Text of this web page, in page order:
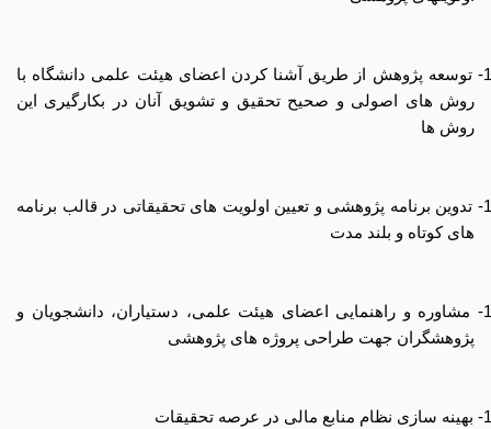
توسعه پژوهش از طریق آشنا کردن اعضای هیئت علمی دانشگاه با
روش های اصولی و صحیح تحقیق و تشویق آنان در بکارگیری این
روش ها
تدوین برنامه پژوهشی و تعیین اولویت های تحقیقاتی در قالب برنامه
های کوتاه و بلند مدت
مشاوره و راهنمایی اعضای هیئت علمی، دستیاران، دانشجویان و
پژوهشگران جهت طراحی پروژه های پژوهشی
بهینه سازی نظام منابع مالی در عرصه تحقیقات